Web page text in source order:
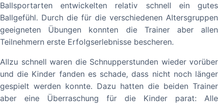
Ballsportarten entwickelten relativ schnell ein gutes
Ballgefühl. Durch die für die verschiedenen Altersgruppen
geeigneten Übungen konnten die Trainer aber allen
Teilnehmern erste Erfolgserlebnisse bescheren.
Allzu schnell waren die Schnupperstunden wieder vorüber
und die Kinder fanden es schade, dass nicht noch länger
gespielt werden konnte. Dazu hatten die beiden Trainer
aber eine Überraschung für die Kinder parat: Alle